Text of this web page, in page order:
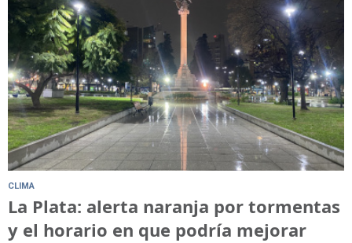
CLIMA
La Plata: alerta naranja por tormentas
y el horario en que podría mejorar